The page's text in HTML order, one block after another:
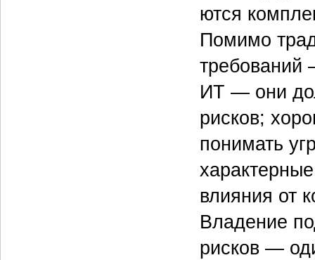
ются
Помимо
требований
ИТ — они
рисков;
понимать
влияния от
Владение
рисков —